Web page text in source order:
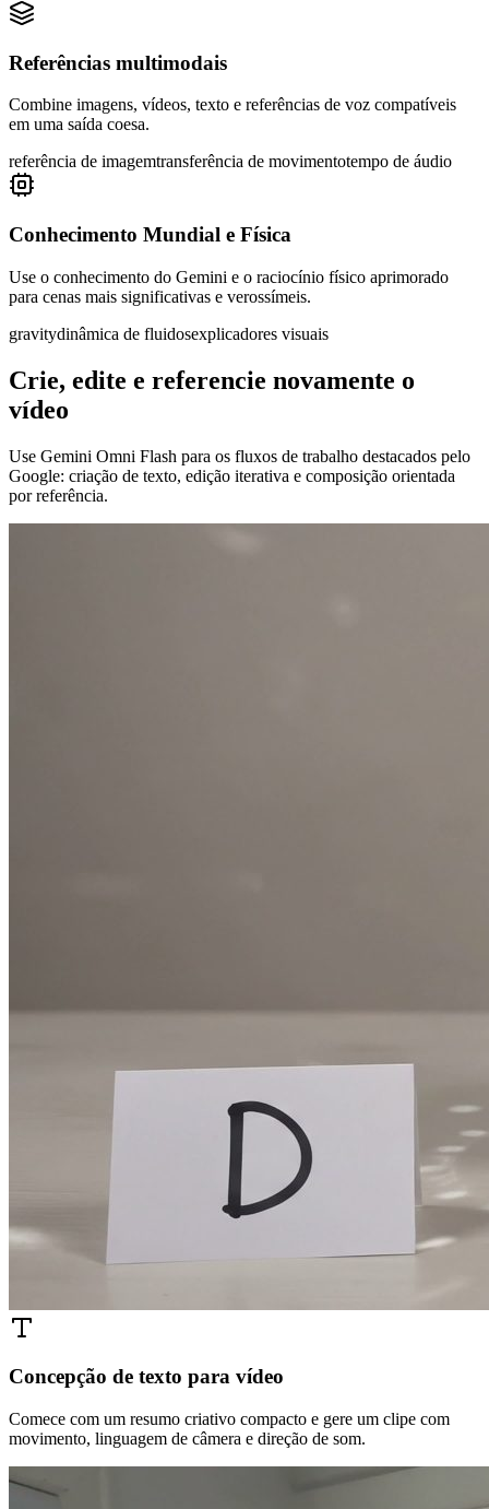
Referências multimodais
Combine imagens, vídeos, texto e referências de voz compatíveis
em uma saída coesa.
referência de imagemtransferência de movimentotempo de áudio
Conhecimento Mundial e Física
Use o conhecimento do Gemini e o raciocínio físico aprimorado
para cenas mais significativas e verossímeis.
gravitydinâmica de fluidosexplicadores visuais
Crie, edite e referencie novamente o
vídeo
Use Gemini Omni Flash para os fluxos de trabalho destacados pelo
Google: criação de texto, edição iterativa e composição orientada
por referência.
Concepção de texto para vídeo
Comece com um resumo criativo compacto e gere um clipe com
movimento, linguagem de câmera e direção de som.